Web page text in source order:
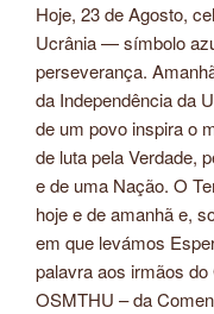
Hoje, 23 de Agosto,
Ucrânia — símbolo
perseverança.
da Independência da
de um povo inspira o
de luta pela Verdade,
e de uma Nação. O
hoje e de amanhã e,
em que levámos
palavra aos irmãos
OSMTHU – da